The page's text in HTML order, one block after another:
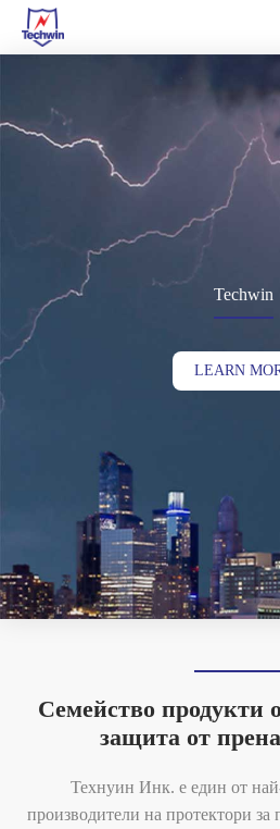
Techwin
LEARN
Семейство продукти
защита от
Технуин Инк. е един от
производители на протектори